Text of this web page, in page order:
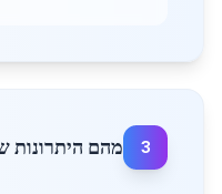
3 מהם היתרונות